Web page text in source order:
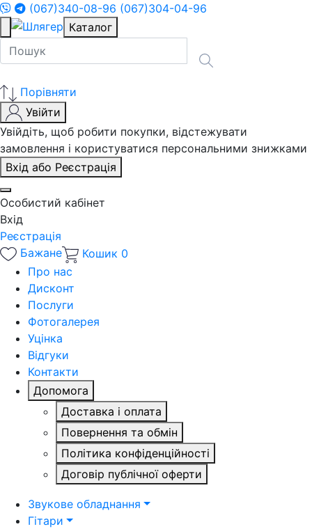
(067)340-08-96 (067)304-04-96
Каталог
Порівняти
Увійти
Увійдіть, щоб робити покупки, відстежувати
замовлення і користуватися персональними знижками
Вхід або Реєстрація
Особистий кабінет
Вхід
Реєстрація
Бажане
Кошик 0
Про нас
Дисконт
Послуги
Фотогалерея
Уцінка
Відгуки
Контакти
Допомога
Доставка і оплата
Повернення та обмін
Політика конфіденційності
Договір публічної оферти
Звукове обладнання
Гітари